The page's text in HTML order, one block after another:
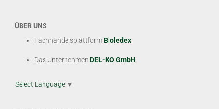
ÜBER UNS
FachhandelsplattformBioledex
Das Unternehmen DEL-KO GmbH
Select Language ▼